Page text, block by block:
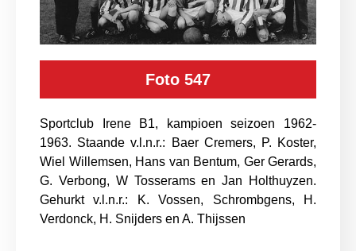
Foto 547
Sportclub Irene B1, kampioen seizoen 1962-
1963. Staande v.l.n.r.: Baer Cremers, P. Koster,
Wiel Willemsen, Hans van Bentum, Ger Gerards,
G. Verbong, W Tosserams en Jan Holthuyzen.
Gehurkt v.l.n.r.: K. Vossen, Schrombgens, H.
Verdonck, H. Snijders en A. Thijssen